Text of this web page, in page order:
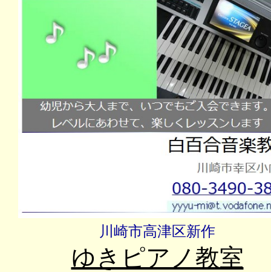
川崎市高津区新作
ゆきピアノ教室